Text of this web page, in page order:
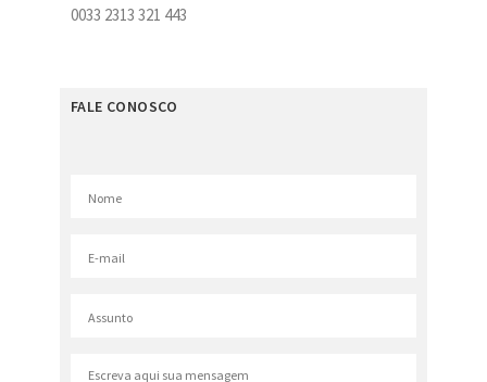
0033 2313 321 443
FALE CONOSCO